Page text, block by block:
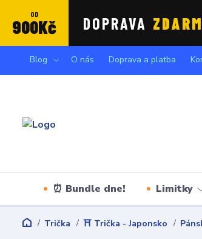
OD
900Kč DOPRAVA
Blog O nás Doprava a platba
⏰ Bundle dne! Limitky
Trička ⛩️ Trička - Japonsko